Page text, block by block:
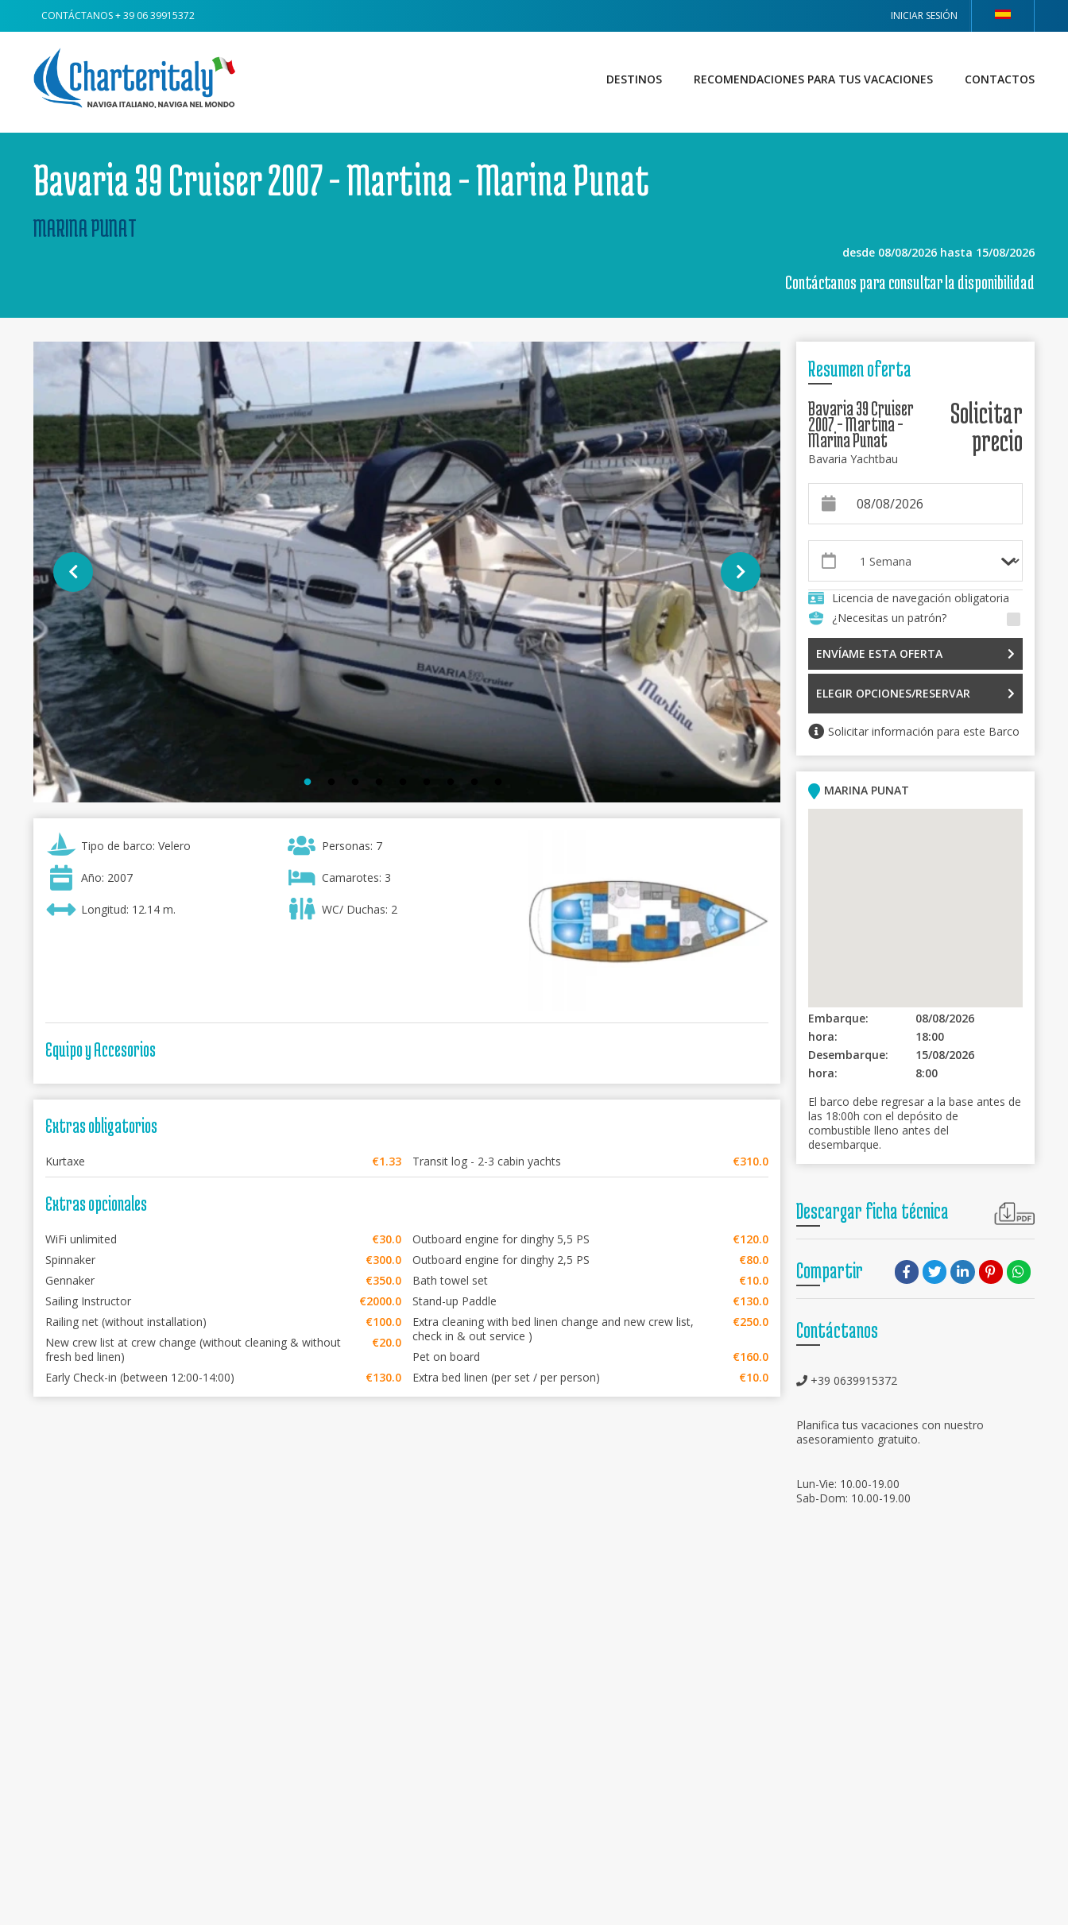
CONTÁCTANOS+ 39 06 39915372 INICIAR SESIÓN
DESTINOS RECOMENDACIONES PARA TUS VACACIONES CONTACTOS
Bavaria 39 Cruiser 2007 - Martina - Marina Punat
MARINA PUNAT
desde 08/08/2026 hasta 15/08/2026
Contáctanos para consultar la disponibilidad
Tipo de barco: Velero
Año: 2007
Longitud: 12.14 m.
Personas: 7
Camarotes: 3
WC/ Duchas: 2
Equipo y Accesorios
Extras obligatorios
Kurtaxe €1.33 Transit log - 2-3 cabin yachts €310.0
Extras opcionales
WiFi unlimited
€30.0
Spinnaker
€300.0
Gennaker
€350.0
Sailing Instructor
€2000.0
Railing net (without installation)
€100.0
New crew list at crew change (without cleaning & without
fresh bed linen)
€20.0
Early Check-in (between 12:00-14:00) €130.0
Outboard engine for dinghy 5,5 PS
€120.0
Outboard engine for dinghy 2,5 PS
€80.0
Bath towel set
€10.0
Stand-up Paddle
€130.0
Extra cleaning with bed linen change and new crew list,
check in & out service )
€250.0
Pet on board
€160.0
Extra bed linen (per set / per person)
€10.0
Resumen oferta
Bavaria 39 Cruiser
2007 - Martina -
Marina Punat
Bavaria Yachtbau
Solicitar
precio
Licencia de navegación obligatoria
¿Necesitas un patrón?
ENVÍAME ESTA OFERTA
ELEGIR OPCIONES/RESERVAR
Solicitar información para este Barco
MARINA PUNAT
Embarque:
08/08/2026
hora:
18:00
Desembarque:
15/08/2026
hora:
8:00
El barco debe regresar a la base antes de
las 18:00h con el depósito de
combustible lleno antes del
desembarque.
Descargar ficha técnica
Compartir
Contáctanos
+39 0639915372
Planifica tus vacaciones con nuestro
asesoramiento gratuito.
Lun-Vie: 10.00-19.00
Sab-Dom: 10.00-19.00